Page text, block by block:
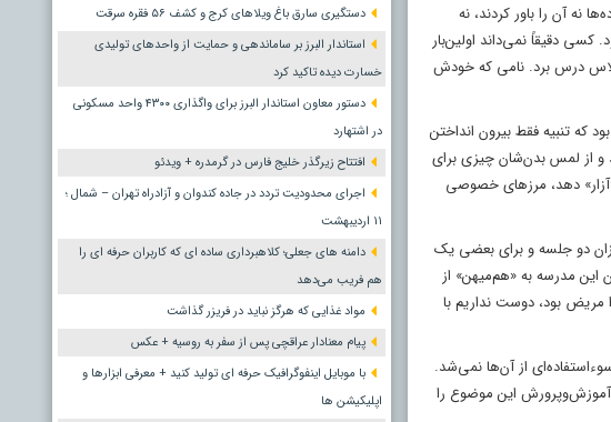
نه آن را باور کردند، نه
کسی دقیقاً نمی‌داند اولین‌بار
کلاس درس برد. نامی که خودش
بود که تنبیه فقط بیرون انداختن
و از لمس بدن‌شان چیزی برای
«آزار» دهد، مرزهای خصوصی
دو جلسه و برای بعضی یک
این مدرسه به «هم‌میهن» از
مریض بود، دوست نداریم با
از آن‌ها نمی‌شد.
این موضوع را
دستگیری سارق باغ ویلاهای کرج و کشف ۵۶ فقره سرقت
استاندار البرز بر ساماندهی و حمایت از واحدهای تولیدی
خسارت دیده تاکید کرد
دستور معاون استاندار البرز برای واگذاری ۴۳۰۰ واحد مسکونی
در اشتهارد
افتتاح زیرگذر خلیج فارس در گرمدره + ویدئو
اجرای محدودیت تردد در جاده کندوان و آزادراه تهران – شمال ؛
١١ اردیبهشت
دامنه های جعلی؛ کلاهبرداری ساده ای که کاربران حرفه ای را
هم فریب می‌دهد
مواد غذایی که هرگز نباید در فریزر گذاشت
پیام معنادار عراقچی پس از سفر به روسیه + عکس
با موبایل اینفوگرافیک حرفه ای تولید کنید + معرفی ابزارها و
اپلیکیشن ها